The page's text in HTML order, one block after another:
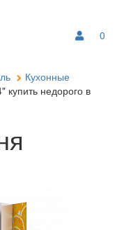
0
Кухонные
купить недорого в